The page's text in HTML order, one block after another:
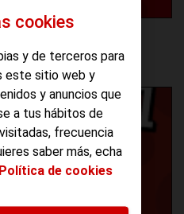
PEPEPHONE
cookies
y de terceros para
este sitio web y
y anuncios que
a tus hábitos de
frecuencia
saber más, echa
Política de cookies